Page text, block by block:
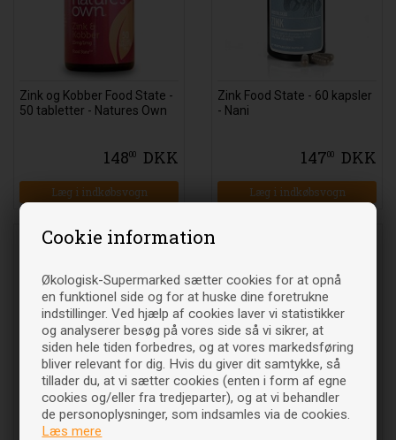
Cookie information
Økologisk-Supermarked sætter cookies for at opnå
en funktionel side og for at huske dine foretrukne
indstillinger. Ved hjælp af cookies laver vi statistikker
og analyserer besøg på vores side så vi sikrer, at
siden hele tiden forbedres, og at vores markedsføring
bliver relevant for dig. Hvis du giver dit samtykke, så
tillader du, at vi sætter cookies (enten i form af egne
cookies og/eller fra tredjeparter), og at vi behandler
de personoplysninger, som indsamles via de cookies.
Læs mere
Zink og Kobber Food State -
50 tabletter - Natures Own
14800 DKK
Zink Food State - 60 kapsler
- Nani
14700 DKK
Zink Complex - 50 kapsler -
Terranova
Zink Picolinat - 100 tabletter
- Solgar